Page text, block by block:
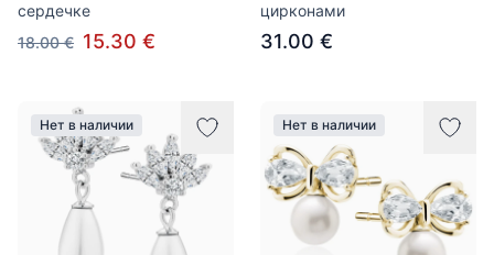
сердечке
18.00 € 15.30 €
цирконами
31.00 €
Нет в наличии Нет в наличии